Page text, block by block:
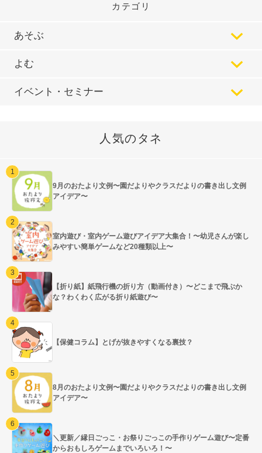
カテゴリ
あそぶ
よむ
イベント・セミナー
人気のタネ
9月のおたより文例〜園だよりやクラスだよりの書き出し文例
アイデア〜
室内遊び・室内ゲーム遊びアイデア大集合！〜幼児さんが楽し
みやすい簡単ゲームなど20種類以上〜
【折り紙】紙飛行機の折り方（動画付き）〜どこまで飛ぶか
な？わくわく広がる折り紙遊び〜
【保健コラム】とげが抜きやすくなる裏技？
8月のおたより文例〜園だよりやクラスだよりの書き出し文例
アイデア〜
＼更新／縁日ごっこ・お祭りごっこの手作りゲーム遊び〜定番
からおもしろゲームまでいろいろ！〜